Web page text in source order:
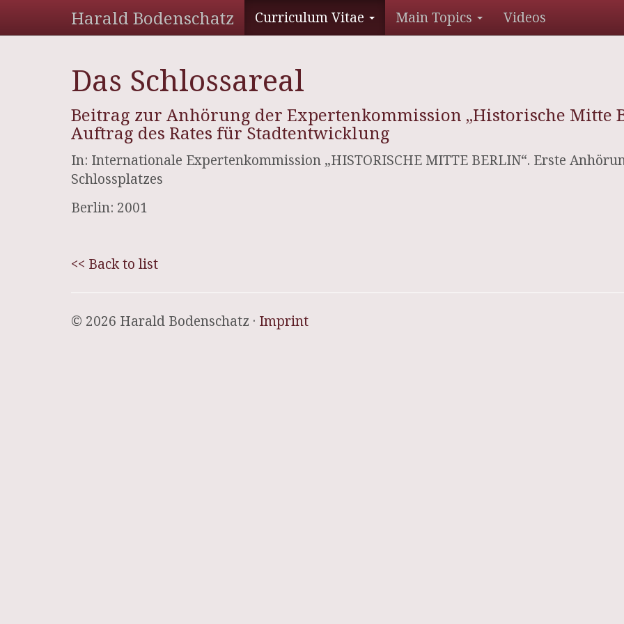
Harald Bodenschatz Curriculum Vitae Main Topics Videos
Das Schlossareal
Beitrag zur Anhörung der Expertenkommission „Historische Mitte
Auftrag des Rates für Stadtentwicklung
In: Internationale Expertenkommission „HISTORISCHE MITTE BERLIN“. Erste
Schlossplatzes
Berlin: 2001
<< Back to list
© 2026 Harald Bodenschatz · Imprint